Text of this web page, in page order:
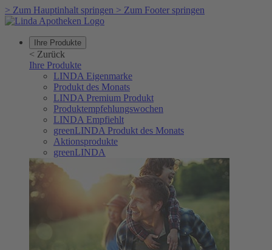
> Zum Hauptinhalt springen > Zum Footer springen
Ihre Produkte
< Zurück
Ihre Produkte
LINDA Eigenmarke
Produkt des Monats
LINDA Premium Produkt
Produktempfehlungswochen
LINDA Empfiehlt
greenLINDA Produkt des Monats
Aktionsprodukte
greenLINDA